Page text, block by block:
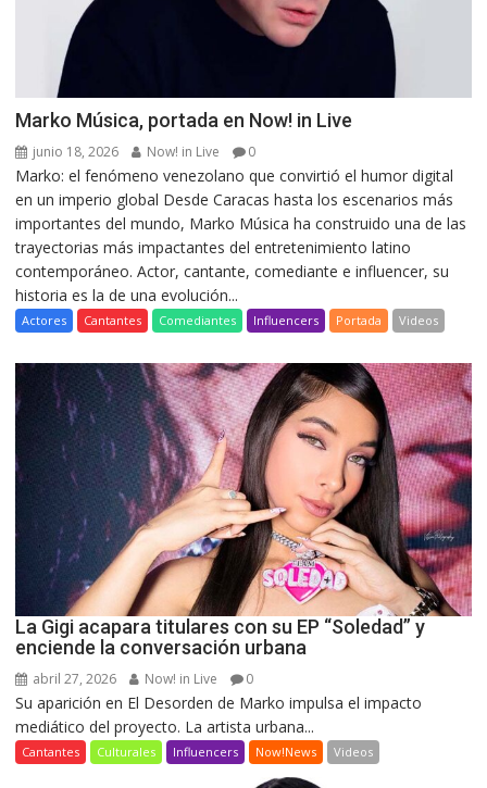
Marko Música, portada en Now! in Live
junio 18, 2026 Now! in Live 0
Marko: el fenómeno venezolano que convirtió el humor digital
en un imperio global Desde Caracas hasta los escenarios más
importantes del mundo, Marko Música ha construido una de las
trayectorias más impactantes del entretenimiento latino
contemporáneo. Actor, cantante, comediante e influencer, su
historia es la de una evolución...
Actores Cantantes Comediantes Influencers Portada Videos
La Gigi acapara titulares con su EP “Soledad” y
enciende la conversación urbana
abril 27, 2026 Now! in Live 0
Su aparición en El Desorden de Marko impulsa el impacto
mediático del proyecto. La artista urbana...
Cantantes Culturales Influencers Now!News Videos